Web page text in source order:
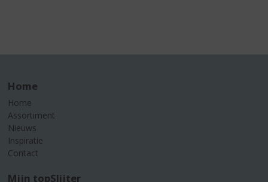
Home
Home
Assortiment
Nieuws
Inspiratie
Contact
Mijn topSlijter